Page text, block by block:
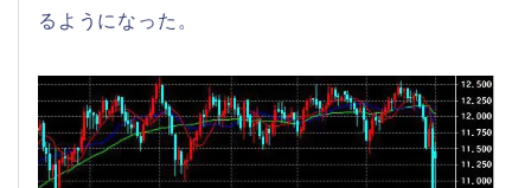
るようになった。